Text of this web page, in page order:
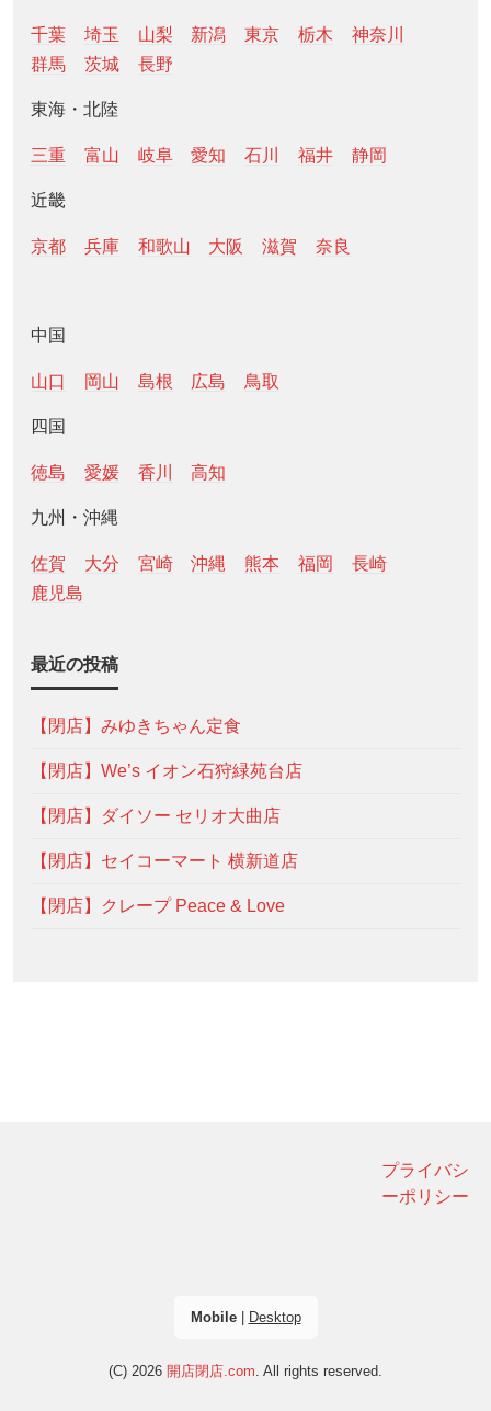
千葉 埼玉 山梨 新潟 東京 栃木
神奈川
群馬
茨城 長野
東海・北陸
三重 富山 岐阜 愛知 石川 福井 静岡
近畿
京都 兵庫 和歌山 大阪 滋賀 奈良
中国
山口 岡山 島根 広島 鳥取
四国
徳島 愛媛 香川 高知
九州・沖縄
佐賀 大分 宮崎 沖縄 熊本 福岡
長崎
鹿児島
最近の投稿
【閉店】みゆきちゃん定食
【閉店】We’s イオン石狩緑苑台店
【閉店】ダイソー セリオ大曲店
【閉店】セイコーマート 横新道店
【閉店】クレープ Peace & Love
プライバシ
ーポリシー
Mobile| Desktop
(C) 2026 開店閉店.com. All rights reserved.